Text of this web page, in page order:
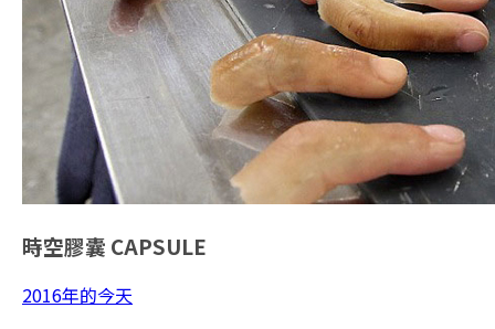
時空膠囊 CAPSULE
2016年的今天